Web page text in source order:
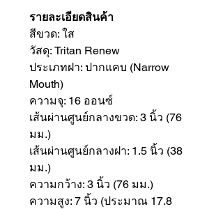
รายละเอียดสินค้า
สีขวด: ใส
วัสดุ: Tritan Renew
ประเภทฝา: ปากแคบ (Narrow
Mouth)
ความจุ: 16 ออนซ์
เส้นผ่านศูนย์กลางขวด: 3 นิ้ว (76
มม.)
เส้นผ่านศูนย์กลางฝา: 1.5 นิ้ว (38
มม.)
ความกว้าง: 3 นิ้ว (76 มม.)
ความสูง: 7 นิ้ว (ประมาณ 17.8